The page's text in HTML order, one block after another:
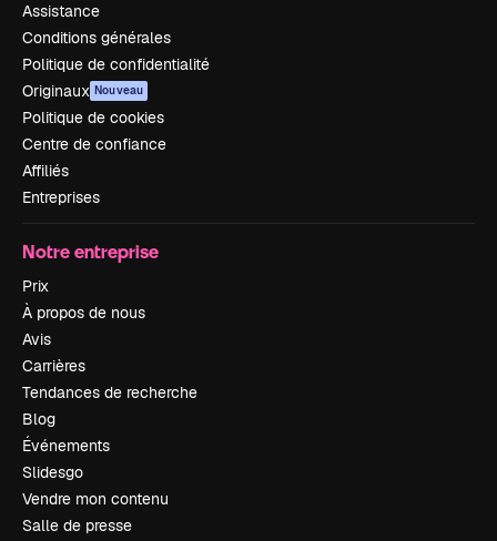
Assistance
Conditions générales
Politique de confidentialité
Originaux Nouveau
Politique de cookies
Centre de confiance
Affiliés
Entreprises
Notre entreprise
Prix
À propos de nous
Avis
Carrières
Tendances de recherche
Blog
Événements
Slidesgo
Vendre mon contenu
Salle de presse